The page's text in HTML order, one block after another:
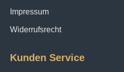
Impressum
Widerrufsrecht
Kunden Service